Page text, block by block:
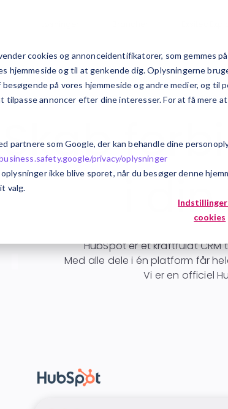
cookies og annonceidentifikatorer, som gemmes
hjemmeside og til at genkende dig. Oplysningerne
besøgende på vores hjemmeside og andre medier, og
tilpasse annoncer efter dine interesser. For at få mere
partnere som Google, der kan behandle dine
privacy/oplysninger
ikke blive sporet, når du besøger denne
valg.
cookies
Skab
i
HubSpot er et kraftfuldt
Med alle dele i én platform får
Vi er en officiel